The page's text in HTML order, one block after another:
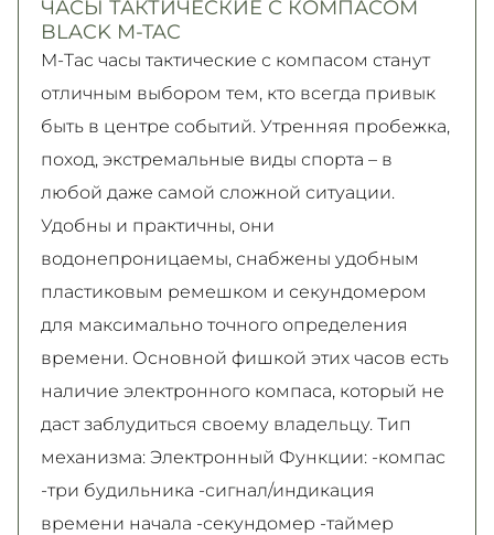
Безкоштовно
Подробнее
Подробнее
читайте на странице
Подробнее
ЧАСЫ ТАКТИЧЕСКИЕ С КОМПАСОМ
BLACK M-TAC
M-Tac часы тактические с компасом станут
отличным выбором тем, кто всегда привык
быть в центре событий. Утренняя пробежка,
поход, экстремальные виды спорта – в
любой даже самой сложной ситуации.
Удобны и практичны, они
водонепроницаемы, снабжены удобным
пластиковым ремешком и секундомером
для максимально точного определения
времени. Основной фишкой этих часов есть
наличие электронного компаса, который не
даст заблудиться своему владельцу. Тип
механизма: Электронный Функции: -компас
-три будильника -сигнал/индикация
времени начала -секундомер -таймер